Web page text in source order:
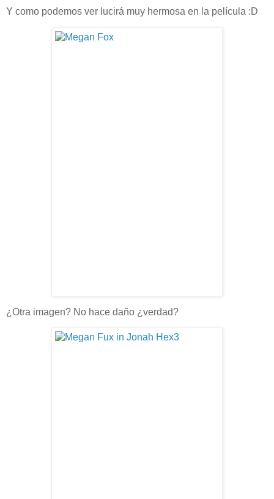
Y como podemos ver lucirá muy hermosa en la película :D
¿Otra imagen? No hace daño ¿verdad?